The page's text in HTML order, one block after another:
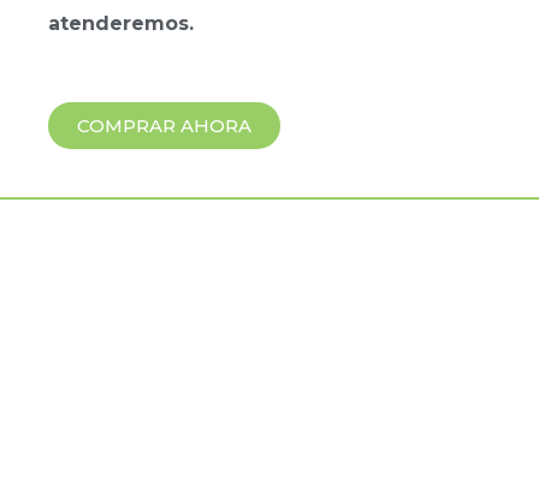
atenderemos.
COMPRAR AHORA